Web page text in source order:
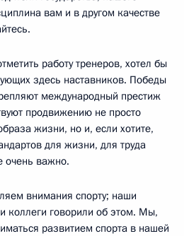
вам и в другом качестве
работу тренеров, хотел бы
здесь наставников. Победы
международный престиж
продвижению не просто
жизни, но и, если хотите,
для жизни, для труда
очень важно.
внимания спорту; наши
коллеги говорили об этом. Мы,
развитием спорта в нашей